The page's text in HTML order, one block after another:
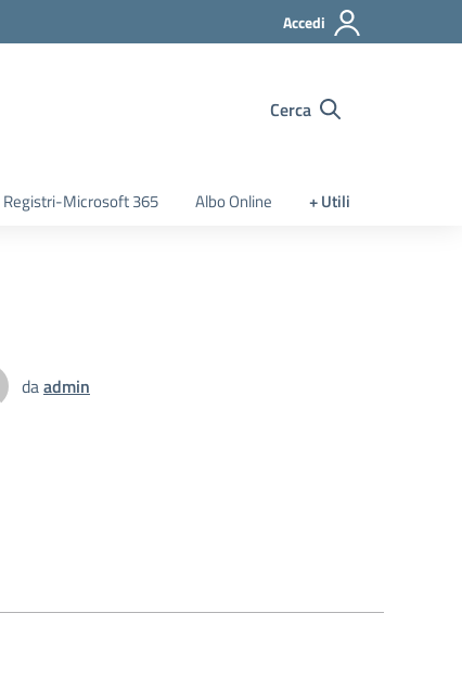
Accedi
Cerca
Registri-Microsoft 365 Albo Online + Utili
daadmin